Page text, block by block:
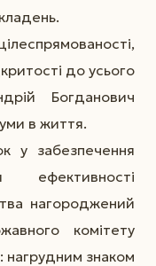
до усього
Богданович
в життя.
у забезпечення
нагороджений
комітету
нагрудним знаком